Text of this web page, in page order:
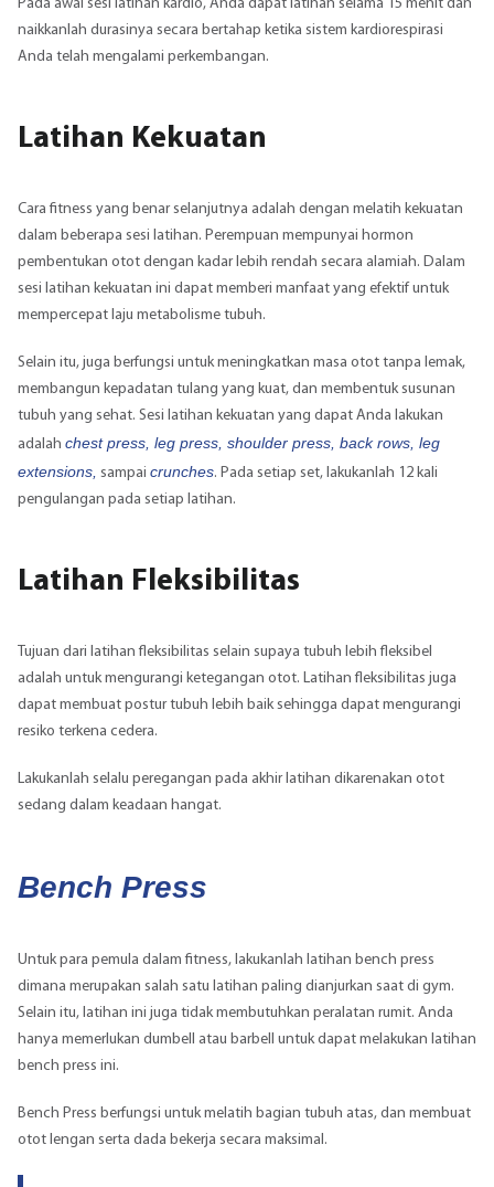
Pada awal sesi latihan kardio, Anda dapat latihan selama 15 menit dan
naikkanlah durasinya secara bertahap ketika sistem kardiorespirasi
Anda telah mengalami perkembangan.
Latihan Kekuatan
Cara fitness yang benar selanjutnya adalah dengan melatih kekuatan
dalam beberapa sesi latihan. Perempuan mempunyai hormon
pembentukan otot dengan kadar lebih rendah secara alamiah. Dalam
sesi latihan kekuatan ini dapat memberi manfaat yang efektif untuk
mempercepat laju metabolisme tubuh.
Selain itu, juga berfungsi untuk meningkatkan masa otot tanpa lemak,
membangun kepadatan tulang yang kuat, dan membentuk susunan
tubuh yang sehat. Sesi latihan kekuatan yang dapat Anda lakukan
adalah chest press, leg press, shoulder press, back rows, leg
extensions, sampai crunches. Pada setiap set, lakukanlah 12 kali
pengulangan pada setiap latihan.
Latihan Fleksibilitas
Tujuan dari latihan fleksibilitas selain supaya tubuh lebih fleksibel
adalah untuk mengurangi ketegangan otot. Latihan fleksibilitas juga
dapat membuat postur tubuh lebih baik sehingga dapat mengurangi
resiko terkena cedera.
Lakukanlah selalu peregangan pada akhir latihan dikarenakan otot
sedang dalam keadaan hangat.
Bench Press
Untuk para pemula dalam fitness, lakukanlah latihan bench press
dimana merupakan salah satu latihan paling dianjurkan saat di gym.
Selain itu, latihan ini juga tidak membutuhkan peralatan rumit. Anda
hanya memerlukan dumbell atau barbell untuk dapat melakukan latihan
bench press ini.
Bench Press berfungsi untuk melatih bagian tubuh atas, dan membuat
otot lengan serta dada bekerja secara maksimal.